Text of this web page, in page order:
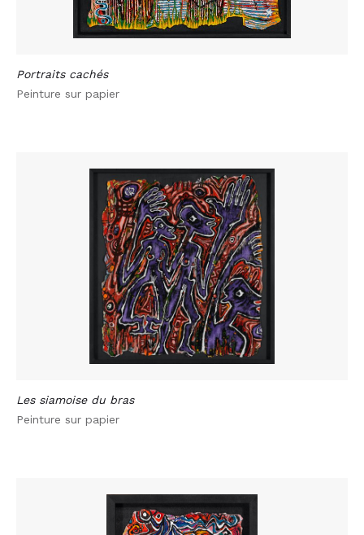
Portraits cachés
Peinture sur papier
Les siamoise du bras
Peinture sur papier